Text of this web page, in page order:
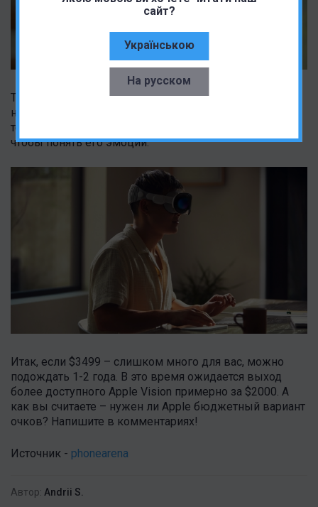
сайт?
Українською
На русском
Также есть вероятность, что у более дешевой модели
не будет дополнительных фич вроде EyeSight. Эта
технология позволяет видеть глаза пользователя,
чтобы понять его эмоции.
Итак, если $3499 – слишком много для вас, можно
подождать 1-2 года. В это время ожидается выход
более доступного Apple Vision примерно за $2000. А
как вы считаете – нужен ли Apple бюджетный вариант
очков? Напишите в комментариях!
Источник - phonearena
Автор: Andrii S.